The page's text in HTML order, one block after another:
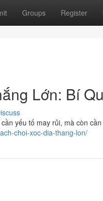
Groups Register
Lớn: Bí
yếu tố may rủi, mà còn
choi-xoc-dia-thang-lon/